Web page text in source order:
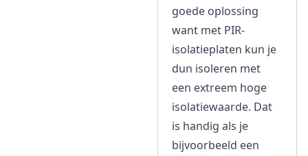
goede oplossing
want met PIR-
isolatieplaten kun je
dun isoleren met
een extreem hoge
isolatiewaarde. Dat
is handig als je
bijvoorbeeld een